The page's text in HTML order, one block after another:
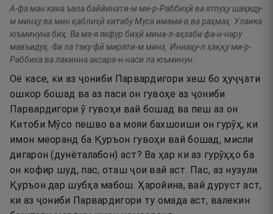
А-фа ман кана ъала баййинати-м ми-р-Раббиҳӣ ва ятлуҳу шаҳиду-
м минҳу ва мин қаблиҳӣ китабу Муса имама-в ва раҳмаҳ. Улаика
юъминуна биҳ. Ва ма-я якфур биҳӣ мина-л-аҳзаби фа-н-нару
мавъидуҳ. Фа ла таку фӣ миряти-м минҳ. Иннаҳу-л ҳаққу ми-р-
Раббика ва лакинна аксара-н-наси ла юъминун.
Оё касе, ки аз ҷониби Парвардигори хеш бо ҳуҷҷати
ошкор бошад ва аз паси он гувоҳе аз ҷониби
Парвардигори ӯ гувоҳи вай бошад ва пеш аз он
Китоби Мӯсо пешво ва мояи бахшоиши он гурӯҳ, ки
имон меоранд ба Қуръон гувоҳи вай бошад, мисли
дигарон (дунёталабон) аст? Ва ҳар ки аз гурӯҳҳо ба
он кофир шуд, пас, оташ ҷои вай аст. Пас, аз нузули
Қуръон дар шубҳа мабош. Ҳаройина, вай дуруст аст,
ки аз ҷониби Парвардигори ту омада аст, валекин